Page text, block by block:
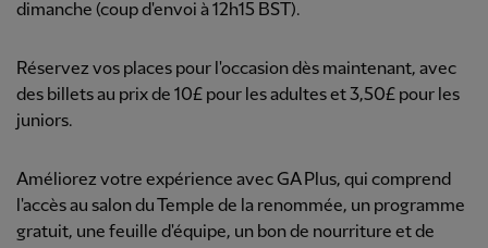
dimanche (coup d'envoi à 12h15 BST).
Réservez vos places pour l'occasion dès maintenant, avec
des billets au prix de 10£ pour les adultes et 3,50£ pour les
juniors.
Améliorez votre expérience avec GA Plus, qui comprend
l'accès au salon du Temple de la renommée, un programme
gratuit, une feuille d'équipe, un bon de nourriture et de